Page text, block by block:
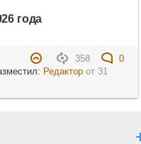
года
358
0
Редакторот 31